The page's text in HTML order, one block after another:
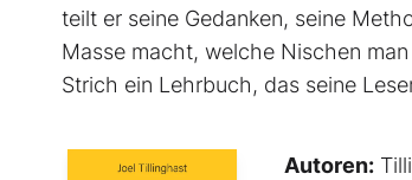
teilt er seine Gedanken, seine
Masse macht, welche Nischen
Strich ein Lehrbuch, das seine
Autoren: